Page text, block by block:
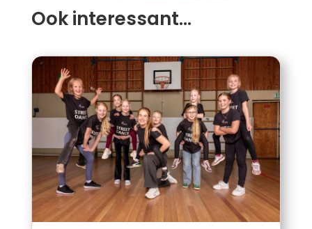
Ook interessant…